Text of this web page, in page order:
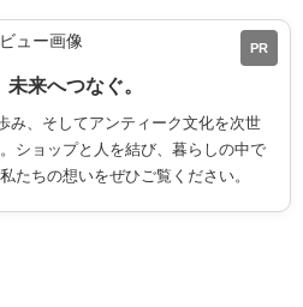
PR
来へつなぐ。
み、そしてアンティーク文化を次世
ショップと人を結び、暮らしの中で
たちの想いをぜひご覧ください。